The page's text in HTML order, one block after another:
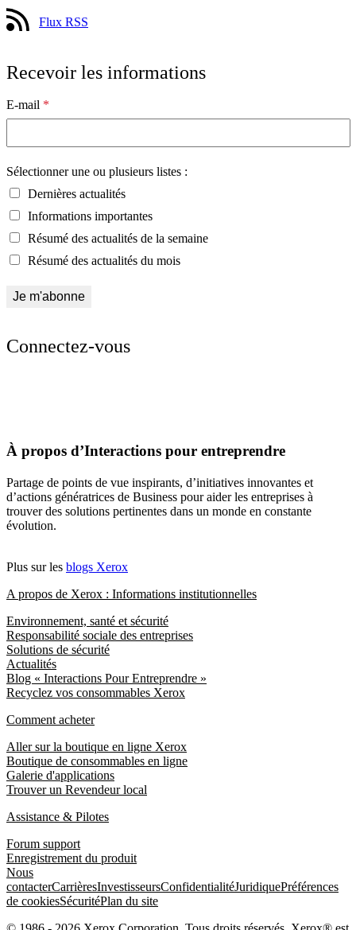
Flux RSS
Recevoir les informations
E-mail *
Sélectionner une ou plusieurs listes :
Dernières actualités
Informations importantes
Résumé des actualités de la semaine
Résumé des actualités du mois
Connectez-vous
À propos d’Interactions pour entreprendre
Partage de points de vue inspirants, d’initiatives innovantes et
d’actions génératrices de Business pour aider les entreprises à
trouver des solutions pertinentes dans un monde en constante
évolution.
Plus sur les blogs Xerox
A propos de Xerox : Informations institutionnelles
Environnement, santé et sécurité
Responsabilité sociale des entreprises
Solutions de sécurité
Actualités
Blog « Interactions Pour Entreprendre »
Recyclez vos consommables Xerox
Comment acheter
Aller sur la boutique en ligne Xerox
Boutique de consommables en ligne
Galerie d'applications
Trouver un Revendeur local
Assistance & Pilotes
Forum support
Enregistrement du produit
Nous
contacterCarrièresInvestisseursConfidentialitéJuridiquePréférences
de cookiesSécuritéPlan du site